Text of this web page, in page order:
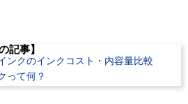
記事】
ンクのインクコスト・内容量比較
って何？